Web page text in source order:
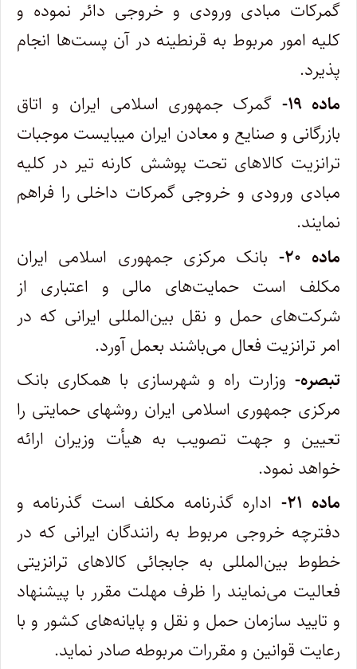
گمرکات مبادی ورودی و خروجی دائر نموده و‌
کلیه امور مربوط به قرنطینه در آن پست‌ها انجام
پذیرد.
ماده ۱۹-
گمرک جمهوری اسلامی ایران و اتاق
بازرگانی و صنایع و معادن ایران میبایست موجبات
ترانزیت کالاهای تحت پوشش کارنه تیر در‌ کلیه
مبادی ورودی و خروجی گمرکات داخلی را فراهم
نمایند.
ماده ۲۰-
بانک مرکزی جمهوری اسلامی ایران
مکلف است حمایت‌های مالی و اعتباری از
شرکت‌های حمل و نقل بین‌المللی ایرانی که در
امر‌ ترانزیت فعال می‌باشند بعمل آورد.
تبصره- وزارت راه و شهرسازی با همکاری بانک
مرکزی جمهوری اسلامی ایران روشهای حمایتی را
تعیین و جهت تصویب به هیأت وزیران ارائه‌
خواهد نمود.
ماده ۲۱-
اداره گذرنامه مکلف است گذرنامه و
دفترچه خروجی مربوط به رانندگان ایرانی که در
خطوط بین‌المللی به جابجائی کالاهای ترانزیتی
‌فعالیت می‌نمایند را ظرف مهلت مقرر با پیشنهاد
و تایید سازمان حمل و نقل و پایانه‌های کشور و با
رعایت قوانین و مقررات مربوطه صادر نماید.